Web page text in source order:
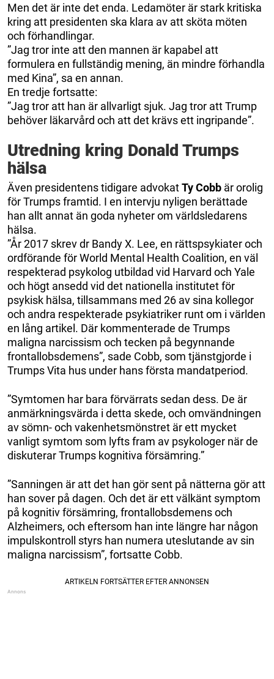
Men det är inte det enda. Ledamöter är stark kritiska
kring att presidenten ska klara av att sköta möten
och förhandlingar.
”Jag tror inte att den mannen är kapabel att
formulera en fullständig mening, än mindre förhandla
med Kina”, sa en annan.
En tredje fortsatte:
”Jag tror att han är allvarligt sjuk. Jag tror att Trump
behöver läkarvård och att det krävs ett ingripande”.
Utredning kring Donald Trumps
hälsa
Även presidentens tidigare advokatTy Cobb är orolig
för Trumps framtid. I en intervju nyligen berättade
han allt annat än goda nyheter om världsledarens
hälsa.
”År 2017 skrev dr Bandy X. Lee, en rättspsykiater och
ordförande för World Mental Health Coalition, en väl
respekterad psykolog utbildad vid Harvard och Yale
och högt ansedd vid det nationella institutet för
psykisk hälsa, tillsammans med 26 av sina kollegor
och andra respekterade psykiatriker runt om i världen
en lång artikel. Där kommenterade de Trumps
maligna narcissism och tecken på begynnande
frontallobsdemens”, sade Cobb, som tjänstgjorde i
Trumps Vita hus under hans första mandatperiod.
”Symtomen har bara förvärrats sedan dess. De är
anmärkningsvärda i detta skede, och omvändningen
av sömn- och vakenhetsmönstret är ett mycket
vanligt symtom som lyfts fram av psykologer när de
diskuterar Trumps kognitiva försämring.”
”Sanningen är att det han gör sent på nätterna gör att
han sover på dagen. Och det är ett välkänt symptom
på kognitiv försämring, frontallobsdemens och
Alzheimers, och eftersom han inte längre har någon
impulskontroll styrs han numera uteslutande av sin
maligna narcissism”, fortsatte Cobb.